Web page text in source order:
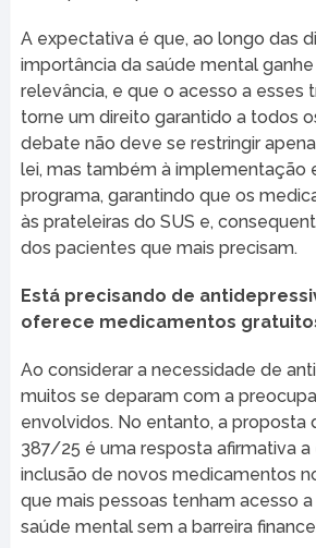
A expectativa é que, ao longo das
importância da saúde mental ganhe
relevância, e que o acesso a esses
torne um direito garantido a todos
debate não deve se restringir
lei, mas também à implementação
programa, garantindo que os
às prateleiras do SUS e,
dos pacientes que mais precisam.
Está precisando de
oferece medicamentos
Ao considerar a necessidade de
muitos se deparam com a
envolvidos. No entanto, a proposta
387/25 é uma resposta afirmativa a
inclusão de novos medicamentos
que mais pessoas tenham acesso
saúde mental sem a barreira